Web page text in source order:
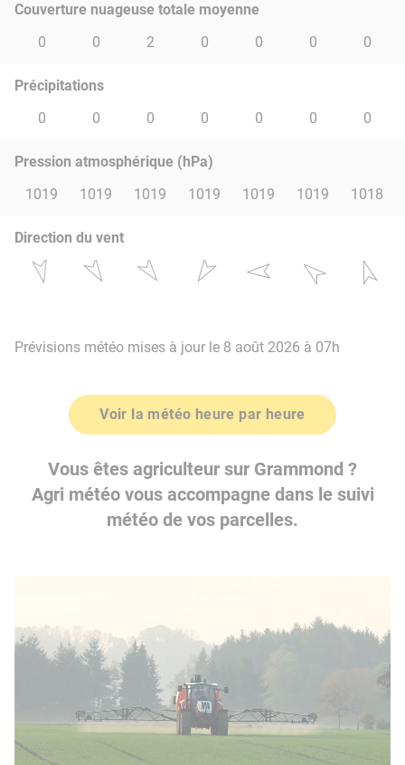
Couverture nuageuse totale moyenne
0
0 2 0 0 0 0
Précipitations
0
0 0 0 0 0 0
Pression atmosphérique (hPa)
1019
1019 1019 1019 1019 1019 1018
Direction du vent
Prévisions météo mises à jour le 8 août 2026 à 07h
Voir la météo heure par heure
Vous êtes agriculteur sur Grammond ?
Agri météo vous accompagne dans le suivi
météo de vos parcelles.